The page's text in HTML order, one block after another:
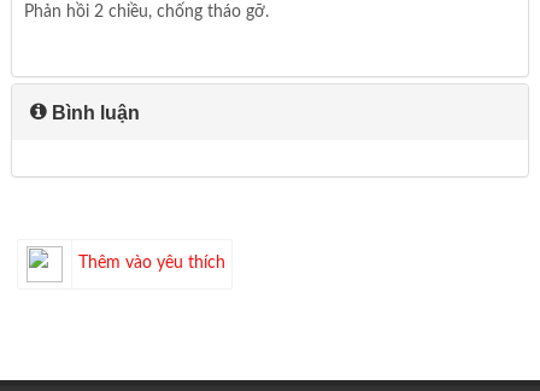
Phản hồi 2 chiều, chống tháo gỡ.
Bình luận
Thêm vào yêu thích